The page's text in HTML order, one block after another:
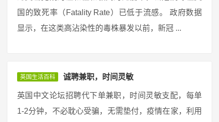
国的致死率（Fatality Rate）已低于流感。 政府数据
显示，在这类高沾染性的毒株暴发以前，新冠 ...
英国生活百科 诚聘兼职，时间灵敏
英国中文论坛招聘代下单兼职，时间灵敏支配，每单
1-2分钟，不必耽心受骗，无需垫付，疫情在家，利用